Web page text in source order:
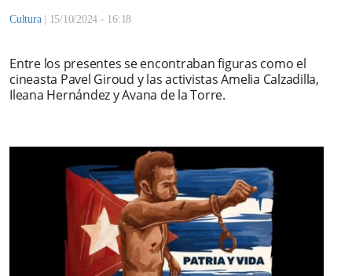
Cultura | 15/10/2024 - 16:18
Entre los presentes se encontraban figuras como el
cineasta Pavel Giroud y las activistas Amelia Calzadilla,
Ileana Hernández y Avana de la Torre.